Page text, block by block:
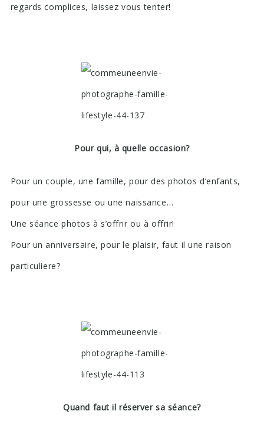
regards complices, laissez vous tenter!
Pour qui, à quelle occasion?
Pour un couple, une famille, pour des photos d’enfants,
pour une grossesse ou une naissance…
Une séance photos à s’offrir ou à offrir!
Pour un anniversaire, pour le plaisir, faut il une raison
particuliere?
Quand faut il réserver sa séance?